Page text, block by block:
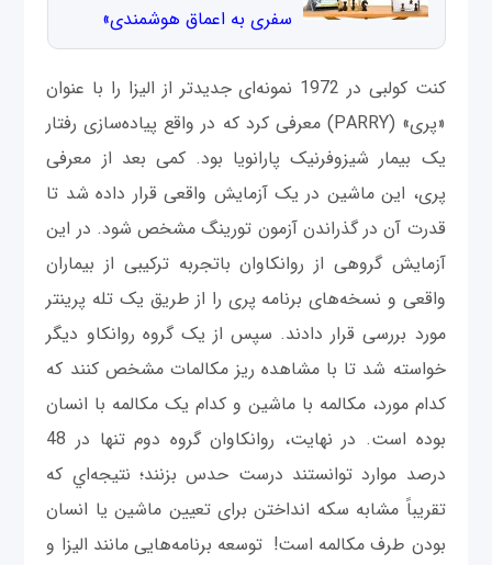
سفری به اعماق هوشمندی»
کنت کولبی در 1972 نمونه‌ای جدیدتر از الیزا را با عنوان
«پری» (PARRY) معرفی کرد که در واقع پیاده‌سازی رفتار
یک بیمار شیزوفرنیک پارانویا بود. کمی بعد از معرفی
پری، این ماشین در یک آزمایش واقعی قرار داده شد تا
قدرت آن در گذراندن آزمون تورینگ مشخص شود. در این
آزمایش گروهی از روانکاوان باتجربه ترکیبی از بیماران
واقعی و نسخه‌های برنامه پری را از طریق یک تله پرینتر
مورد بررسی قرار دادند. سپس از یک گروه روانکاو دیگر
خواسته شد تا با مشاهده ریز مکالمات مشخص کنند که
کدام مورد، مکالمه با ماشین و کدام یک مکالمه با انسان
بوده است. در نهایت، روانکاوان گروه دوم تنها در 48
درصد موارد توانستند درست حدس بزنند؛ نتيجه‌اي که
تقریباً مشابه سکه انداختن برای تعیین ماشین یا انسان
بودن طرف مکالمه است! توسعه برنامه‌هایی مانند الیزا و